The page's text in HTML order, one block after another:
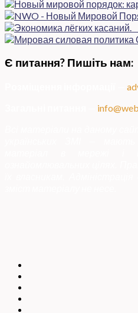
Є питання? Пишіть нам: